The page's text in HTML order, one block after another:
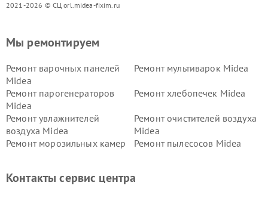
2021-2026 © СЦ orl.midea-fixim.ru
Мы ремонтируем
Ремонт варочных панелей
Midea
Ремонт мультиварок Midea
Ремонт парогенераторов
Midea
Ремонт хлебопечек Midea
Ремонт увлажнителей
воздуха Midea
Ремонт очистителей воздуха
Midea
Ремонт морозильных камер
Ремонт пылесосов Midea
пылесосов Midea
Контакты сервис центра